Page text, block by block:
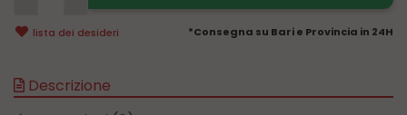
lista dei desideri *Consegna su Bari e Provincia in 24H
Descrizione